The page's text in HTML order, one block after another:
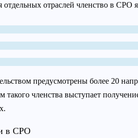
отраслей членство в СРО
предусмотрены более 20
членства выступает
в СРО